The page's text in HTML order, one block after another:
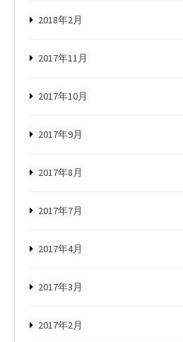
2018年2月
2017年11月
2017年10月
2017年9月
2017年8月
2017年7月
2017年4月
2017年3月
2017年2月